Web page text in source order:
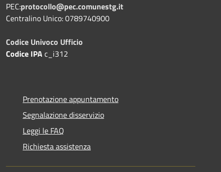
PEC:protocollo@pec.comunestg.it
Centralino Unico: 0789740900
Codice Univoco Ufficio
Codice IPAc_i312
Prenotazione appuntamento
Segnalazione disservizio
Leggi le FAQ
Richiesta assistenza